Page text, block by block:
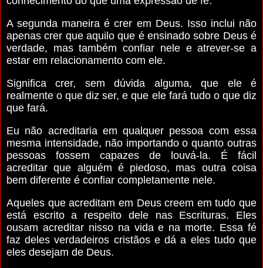
A segunda maneira é crer em Deus. Isso inclui não
apenas crer que aquilo que é ensinado sobre Deus é
verdade, mas também confiar nele e atrever-se a
estar em relacionamento com ele.
Significa crer, sem dúvida alguma, que ele é
realmente o que diz ser, e que ele fará tudo o que diz
que fará.
Eu não acreditaria em qualquer pessoa com essa
mesma intensidade, não importando o quanto outras
pessoas fossem capazes de louvá-la. É fácil
acreditar que alguém é piedoso, mas outra coisa
bem diferente é confiar completamente nele.
Aqueles que acreditam em Deus creem em tudo que
está escrito a respeito dele nas Escrituras. Eles
ousam acreditar nisso na vida e na morte. Essa fé
faz deles verdadeiros cristãos e dá a eles tudo que
eles desejam de Deus.